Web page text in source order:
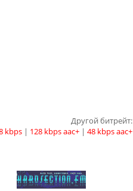
Другой битрейт:
kbps| 128 kbps aac+| 48 kbps aac+